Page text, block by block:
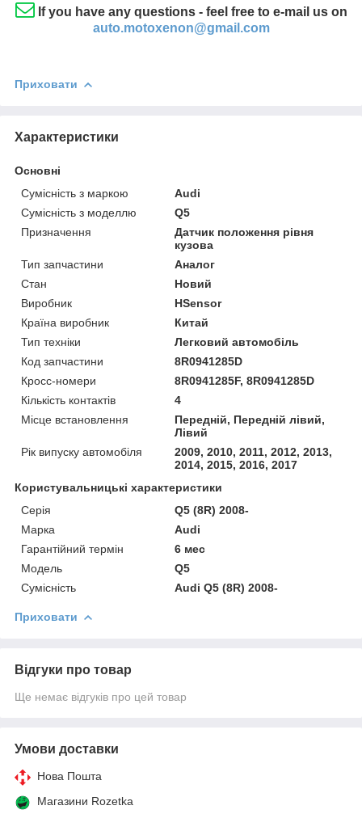
If you have any questions - feel free to e-mail us on
auto.motoxenon@gmail.com
Приховати
Характеристики
Основні
Сумісність з маркою
Audi
Сумісність з моделлю
Q5
Призначення
Датчик положення рівня
кузова
Тип запчастини
Аналог
Стан
Новий
Виробник
HSensor
Країна виробник
Китай
Тип техніки
Легковий автомобіль
Код запчастини
8R0941285D
Кросс-номери
8R0941285F, 8R0941285D
Кількість контактів
4
Місце встановлення
Передній, Передній лівий,
Лівий
Рік випуску автомобіля
2009, 2010, 2011, 2012, 2013,
2014, 2015, 2016, 2017
Користувальницькі характеристики
Серія
Q5 (8R) 2008-
Марка
Audi
Гарантійний термін
6 мес
Модель
Q5
Сумісність
Audi Q5 (8R) 2008-
Приховати
Відгуки про товар
Ще немає відгуків про цей товар
Умови доставки
Нова Пошта
Магазини Rozetka